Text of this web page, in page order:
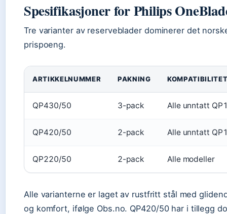
Spesifikasjoner for Philips
Tre varianter av reserveblader dominerer det
prispoeng.
ARTIKKELNUMMER PAKNING
QP430/50 3-pack Alle unntatt
QP420/50 2-pack Alle unntatt
QP220/50 2-pack Alle modeller
Alle varianterne er laget av rustfritt stål med
og komfort, ifølge Obs.no. QP420/50 har i tillegg